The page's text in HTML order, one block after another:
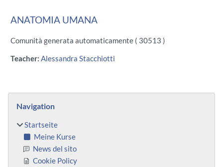
ANATOMIA UMANA
Comunità generata automaticamente ( 30513 )
Teacher: Alessandra Stacchiotti
Blöcke
Navigation
Startseite
Meine Kurse
News del sito
Cookie Policy